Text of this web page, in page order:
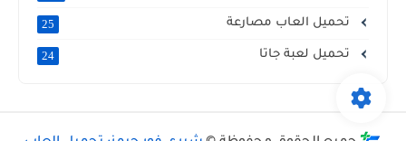
تحميل العاب مصارعة 25
تحميل لعبة جاتا 24